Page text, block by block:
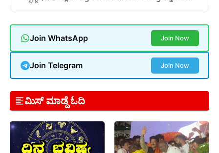
Join WhatsApp Join Now
Join Telegram Join Now
ಮಿಸ್ ಮಾಡ್ದೆ ಓದಿ